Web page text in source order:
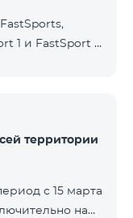
1 и FastSport 2,
или для
просим
территории
с 15 марта
на